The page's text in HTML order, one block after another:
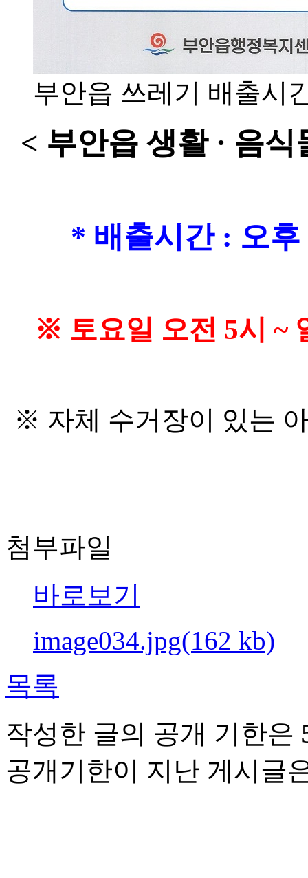
부안읍 쓰레기 배출시
< 부안읍 생활 · 음
* 배출시간 : 오후
※ 토요일 오전 5시 ~
※ 자체 수거장이 있는
첨부파일
바로보기
image034.jpg(162 kb)
목록
작성한 글의 공개 기한은
공개기한이 지난 게시글